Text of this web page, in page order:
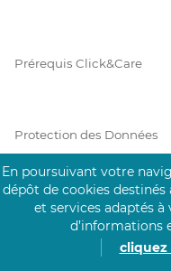
Prérequis Click&Care
Protection des Données
Vie Privée
En poursuivant votre
dépôt de cookies
et services adaptés à
d’informations
cliquez